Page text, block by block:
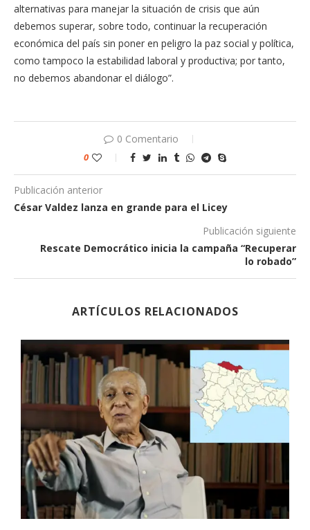
alternativas para manejar la situación de crisis que aún
debemos superar, sobre todo, continuar la recuperación
económica del país sin poner en peligro la paz social y política,
como tampoco la estabilidad laboral y productiva; por tanto,
no debemos abandonar el diálogo”.
0 Comentario
0
Publicación anterior
César Valdez lanza en grande para el Licey
Publicación siguiente
Rescate Democrático inicia la campaña “Recuperar
lo robado”
ARTÍCULOS RELACIONADOS